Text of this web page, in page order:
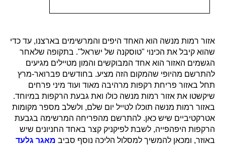
אזור רמות מנשה הוא האחד היפים והמרשימים בארצנו, עד כדי
שהוא קיבל את הכינוי "טוסקנה של ישראל". בתקופה שלאחר
הגשמים האזור הוא אחד המבוקשים והמון מטיילים מגיעים
להתרשם מהיופי שהמקום הזה מציע. בחודשים פברואר-מרץ
תחל באזור פריחת רקפות מרהיבה מאוד ועוד מיני פרחים
שיקשטו את אזור רמות מנשה כולו ואת גבעת הרקפות במיוחד.
באזור רמות מנשה תוכלו לטייל יום שלם, ולשלב מספר מקומות
אטרקטיביים שיש כאן. להתרשם מהפריחה המרשימה בגבעת
הרקפות היפהפייה, לשבת לפיקניק קצר באחד החניונים שיש
באוזר, ומכאן להמשיך למסלול הליכה נוסף סביב מאגר גלעד